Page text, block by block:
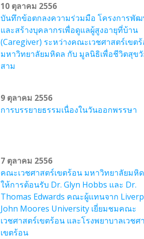
10 ตุลาคม 2556
บันทึกข้อตกลงความร่วมมือ โครงการพั
และสร้างบุคลากรเพื่อดูแลผู้สูงอายุที่บ้าน
(Caregiver) ระหว่างคณะเวชศาสตร์เขต
มหาวิทยาลัยมหิดล กับ มูลนิธิเพื่อชีวิตสุข
สาม
9 ตุลาคม 2556
การบรรยายธรรมเนื่องในวันออกพรรษา
7 ตุลาคม 2556
คณะเวชศาสตร์เขตร้อน มหาวิทยาลัยมหิ
ให้การต้อนรับ Dr. Glyn Hobbs และ Dr.
Thomas Edwards คณะผู้แทนจาก
John Moores University เยี่ยมชมคณะ
เวชศาสตร์เขตร้อน และโรงพยาบาลเวชศ
เขตร้อน